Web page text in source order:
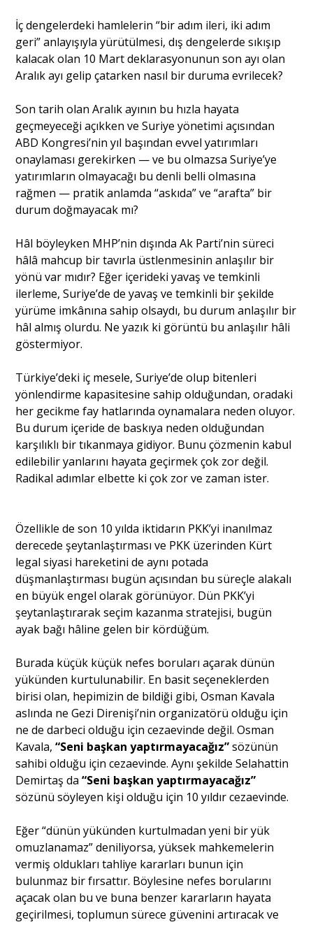
İç dengelerdeki hamlelerin “bir adım ileri, iki adım
geri” anlayışıyla yürütülmesi, dış dengelerde sıkışıp
kalacak olan 10 Mart deklarasyonunun son ayı olan
Aralık ayı gelip çatarken nasıl bir duruma evrilecek?
Son tarih olan Aralık ayının bu hızla hayata
geçmeyeceği açıkken ve Suriye yönetimi açısından
ABD Kongresi’nin yıl başından evvel yatırımları
onaylaması gerekirken — ve bu olmazsa Suriye’ye
yatırımların olmayacağı bu denli belli olmasına
rağmen — pratik anlamda “askıda” ve “arafta” bir
durum doğmayacak mı?
Hâl böyleyken MHP’nin dışında Ak Parti’nin süreci
hâlâ mahcup bir tavırla üstlenmesinin anlaşılır bir
yönü var mıdır? Eğer içerideki yavaş ve temkinli
ilerleme, Suriye’de de yavaş ve temkinli bir şekilde
yürüme imkânına sahip olsaydı, bu durum anlaşılır bir
hâl almış olurdu. Ne yazık ki görüntü bu anlaşılır hâli
göstermiyor.
Türkiye’deki iç mesele, Suriye’de olup bitenleri
yönlendirme kapasitesine sahip olduğundan, oradaki
her gecikme fay hatlarında oynamalara neden oluyor.
Bu durum içeride de baskıya neden olduğundan
karşılıklı bir tıkanmaya gidiyor. Bunu çözmenin kabul
edilebilir yanlarını hayata geçirmek çok zor değil.
Radikal adımlar elbette ki çok zor ve zaman ister.
Özellikle de son 10 yılda iktidarın PKK’yi inanılmaz
derecede şeytanlaştırması ve PKK üzerinden Kürt
legal siyasi hareketini de aynı potada
düşmanlaştırması bugün açısından bu süreçle alakalı
en büyük engel olarak görünüyor. Dün PKK’yi
şeytanlaştırarak seçim kazanma stratejisi, bugün
ayak bağı hâline gelen bir kördüğüm.
Burada küçük küçük nefes boruları açarak dünün
yükünden kurtulunabilir. En basit seçeneklerden
birisi olan, hepimizin de bildiği gibi, Osman Kavala
aslında ne Gezi Direnişi’nin organizatörü olduğu için
ne de darbeci olduğu için cezaevinde değil. Osman
Kavala,“Seni başkan yaptırmayacağız”sözünün
sahibi olduğu için cezaevinde. Aynı şekilde Selahattin
Demirtaş da“Seni başkan yaptırmayacağız”
sözünü söyleyen kişi olduğu için 10 yıldır cezaevinde.
Eğer “dünün yükünden kurtulmadan yeni bir yük
omuzlanamaz” deniliyorsa, yüksek mahkemelerin
vermiş oldukları tahliye kararları bunun için
bulunmaz bir fırsattır. Böylesine nefes borularını
açacak olan bu ve buna benzer kararların hayata
geçirilmesi, toplumun sürece güvenini artıracak ve